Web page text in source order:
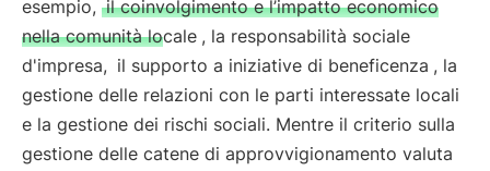
esempio, il coinvolgimento e l’impatto economico
nella comunità locale , la responsabilità sociale
d'impresa, il supporto a iniziative di beneficenza , la
gestione delle relazioni con le parti interessate locali
e la gestione dei rischi sociali. Mentre il criterio sulla
gestione delle catene di approvvigionamento valuta